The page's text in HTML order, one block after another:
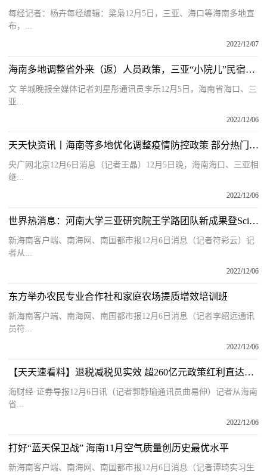
每经记者：杨卉每经编辑：梁枭12月5日，三亚、海口等海南多地宣
布，...
2022/12/07
海南多地调整省外来（返）人员政策，三亚“小院儿”民宿爆红
文 羊城晚报全媒体记者刘星彤通讯员李乐12月5日，海南省海口、三
亚...
2022/12/06
天天快资讯丨海南等多地优化调整疫情防控政策 部分热门城市机票预订量增长明显
央广网北京12月6日消息（记者王晶）12月5日晚，海南海口、三亚相
继...
2022/12/06
世界热消息：河南大学三亚研究院王学路团队新成果登Science 在大豆共生固氮领域取得突破
新海南客户端、南海网、南国都市报12月6日消息（记者符彩云）记
者从...
2022/12/06
东方举办农民专业合作社和家庭农场提质增效培训班
新海南客户端、南海网、南国都市报12月6日消息（记者李绍远通讯
员符...
2022/12/06
【天天速看料】退税减税见实效 超260亿元政策红利直达海南市场主体
海财经·证券导报12月6日讯（记者郭静瑜通讯员曲易伸）记者从海南
省...
2022/12/06
打好“蓝天保卫战” 海南11月空气质量创历史最优水平
新海南客户端、南海网、南国都市报12月6日消息（记者谭琦实习生